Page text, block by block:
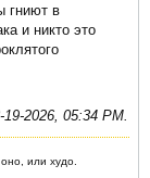
гниют в
и никто это
19-2026, 05:34 PM.
или худо.